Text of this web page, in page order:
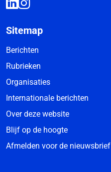
Sitemap
Berichten
Rubrieken
Organisaties
Internationale berichten
Over deze website
Blijf op de hoogte
Afmelden voor de nieuwsbrief